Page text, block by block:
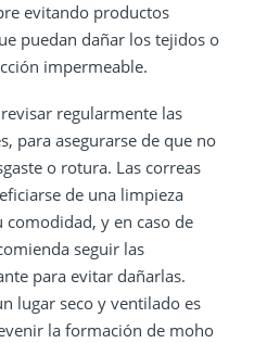
evitando productos
puedan dañar los tejidos o
impermeable.
regularmente las
para asegurarse de que no
o rotura. Las correas
de una limpieza
y en caso de
seguir las
para evitar dañarlas.
lugar seco y ventilado es
la formación de moho